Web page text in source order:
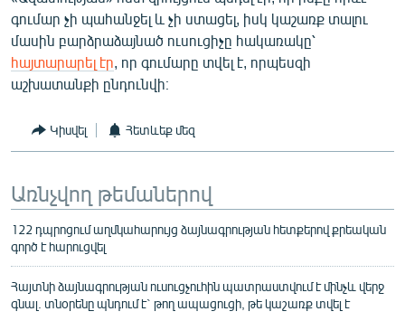
«Ազատության» բոլոր կայքերը
գումար չի պահանջել և չի ստացել, իսկ կաշառք տալու
մասին բարձրաձայնած ուսուցիչը հակառակը՝
հայտարարել էր , որ գումարը տվել է, որպեսզի
աշխատանքի ընդունվի։
Կիսվել Հետևեք մեզ
Առնչվող թեմաներով
122 դպրոցում աղմկահարույց ձայնագրության հետքերով քրեական
գործ է հարուցվել
Հայտնի ձայնագրության ուսուցչուհին պատրաստվում է մինչև վերջ
գնալ. տնօրենը պնդում է` թող ապացուցի, թե կաշառք տվել է